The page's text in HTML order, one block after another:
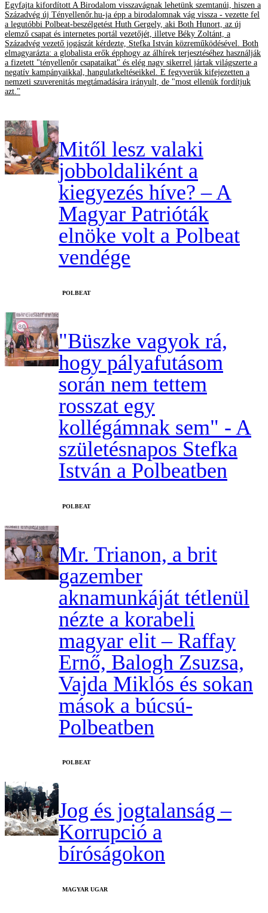
Egyfajta kifordított A Birodalom visszavágnak lehetünk szemtanúi, hiszen a
Századvég új Tényellenőr.hu-ja épp a birodalomnak vág vissza - vezette fel
a legutóbbi Polbeat-beszélgetést Huth Gergely, aki Both Hunort, az új
elemző csapat és internetes portál vezetőjét, illetve Béky Zoltánt, a
Századvég vezető jogászát kérdezte, Stefka István közreműködésével. Both
elmagyarázta: a globalista erők épphogy az álhírek terjesztéséhez használják
a fizetett "tényellenőr csapataikat" és elég nagy sikerrel jártak világszerte a
negatív kampányaikkal, hangulatkeltéseikkel. E fegyverük kifejezetten a
nemzeti szuverenitás megtámadására irányult, de "most ellenük fordítjuk
azt."
Mitől lesz valaki
jobboldaliként a
kiegyezés híve? – A
Magyar Patrióták
elnöke volt a Polbeat
vendége
‎POLBEAT
"Büszke vagyok rá,
hogy pályafutásom
során nem tettem
rosszat egy
kollégámnak sem" - A
születésnapos Stefka
István a Polbeatben
‎POLBEAT
Mr. Trianon, a brit
gazember
aknamunkáját tétlenül
nézte a korabeli
magyar elit – Raffay
Ernő, Balogh Zsuzsa,
Vajda Miklós és sokan
mások a búcsú-
Polbeatben
‎POLBEAT
Jog és jogtalanság –
Korrupció a
bíróságokon
MAGYAR UGAR